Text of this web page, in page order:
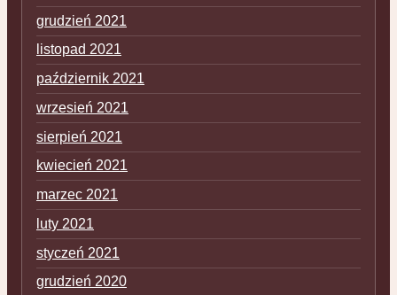
grudzień 2021
listopad 2021
październik 2021
wrzesień 2021
sierpień 2021
kwiecień 2021
marzec 2021
luty 2021
styczeń 2021
grudzień 2020